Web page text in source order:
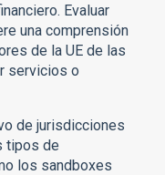
Evaluar
una comprensión
de la UE de las
servicios o
de jurisdicciones
tipos de
los sandboxes